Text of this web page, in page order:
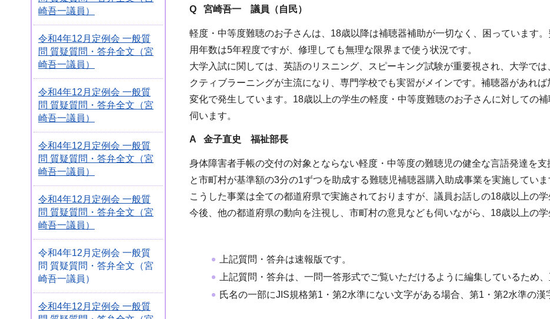
崎吾一議員）
令和4年12月定例会 一般質
問 質疑質問・答弁全文（宮
崎吾一議員）
令和4年12月定例会 一般質
問 質疑質問・答弁全文（宮
崎吾一議員）
令和4年12月定例会 一般質
問 質疑質問・答弁全文（宮
崎吾一議員）
令和4年12月定例会 一般質
問 質疑質問・答弁全文（宮
崎吾一議員）
令和4年12月定例会 一般質
問 質疑質問・答弁全文（宮
崎吾一議員）
令和4年12月定例会 一般質
Q 宮崎吾一 議員（自民）
軽度・中等度難聴のお子さんは、18歳以降は補聴器補助が一切なく、困っています
用年数は5年程度ですが、修理しても無理な限界まで使う状況です。
大学入試に関しては、英語のリスニング、スピーキング試験が重要視され、大学で
クティブラーニングが主流になり、専門学校でも実習がメインです。補聴器があれ
変化で発生しています。18歳以上の学生の軽度・中等度難聴のお子さんに対しての
伺います。
A 金子直史 福祉部長
身体障害者手帳の交付の対象とならない軽度・中等度の難聴児の健全な言語発達を
と市町村が基準額の3分の1ずつを助成する難聴児補聴器購入助成事業を実施していま
こうした事業は全ての都道府県で実施されておりますが、議員お話しの18歳以上の
今後、他の都道府県の動向を注視し、市町村の意見なども伺いながら、18歳以上の
上記質問・答弁は速報版です。
上記質問・答弁は、一問一答形式でご覧いただけるように編集しているため
氏名の一部にJIS規格第1・第2水準にない文字がある場合、第1・第2水準の漢